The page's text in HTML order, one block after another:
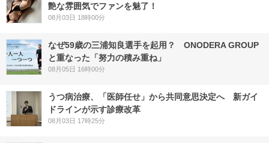
艶な雰囲気でファンを魅了！
08月03日 18時00分
なぜ59歳の三浦知良選手を起用？ ONODERA GROUP
と重なった「努力の積み重ね」
08月05日 16時00分
うつ病治療、「医師任せ」から共同意思決定へ 新ガイ
ドラインが示す診療改革
08月03日 17時25分